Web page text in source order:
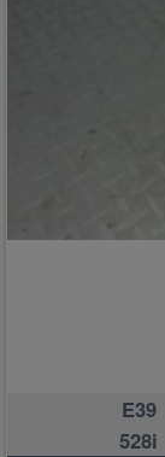
E39
528i